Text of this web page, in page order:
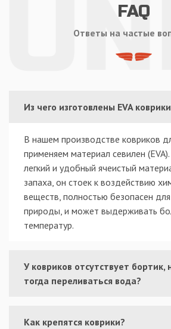
FAQ
Ответы на частые
Из чего изготовлены EVA
В нашем производстве ковриков
применяем материал севилен
легкий и удобный ячеистый
запаха, он стоек к воздействию
веществ, полностью безопасен
природы, и может выдерживать
температур.
У ковриков отсутствует бортик,
тогда переливаться вода?
Как крепятся коврики?